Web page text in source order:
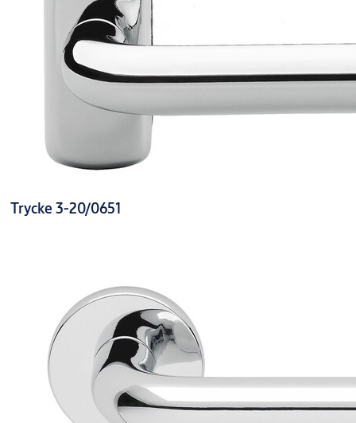
Trycke 3-20/0651